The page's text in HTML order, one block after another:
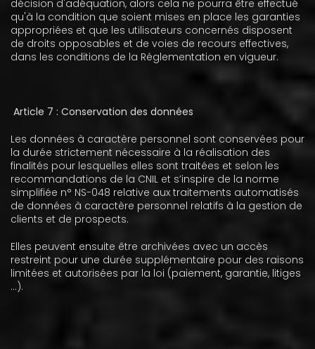
décision d'adéquation, alors cela ne pourra être effectué
qu'à la condition que soient mises en place les garanties
appropriées et que les utilisateurs concernés disposent
de droits opposables et de voies de recours effectives,
dans les conditions de la Réglementation en vigueur.
Article 7 : Conservation des données
Les données à caractère personnel sont conservées pour
la durée strictement nécessaire à la réalisation des
finalités pour lesquelles elles sont traitées et selon les
recommandations de la CNIL et s’inspire de la norme
simplifiée n° NS-048 relative aux traitements automatisés
de données à caractère personnel relatifs à la gestion de
clients et de prospects.
Elles peuvent ensuite être archivées avec un accès
restreint pour une durée supplémentaire pour des raisons
limitées et autorisées par la loi (paiement, garantie, litiges
...).